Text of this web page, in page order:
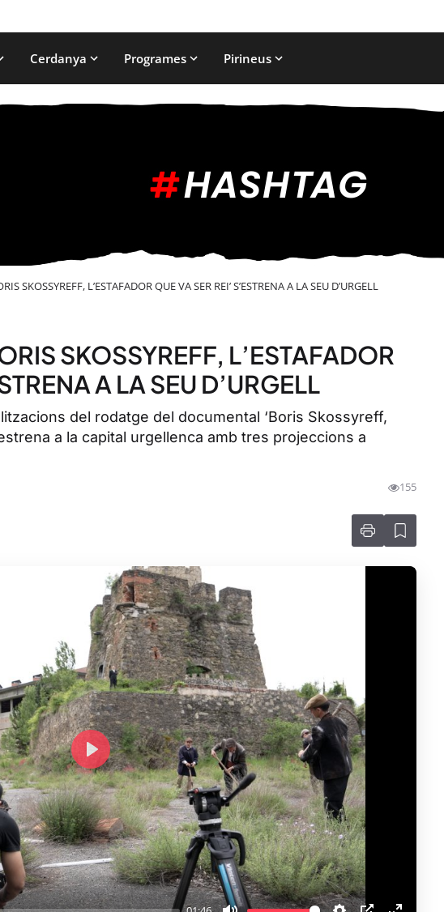
Cerdanya Programes Pirineus
SKOSSYREFF, L’ESTAFADOR QUE VA SER REI’ S’ESTRENA A LA SEU D’URGELL
SKOSSYREFF, L’ESTAFADOR
A LA SEU D’URGELL
del rodatge del documental ‘Boris Skossyreff,
a la capital urgellenca amb tres projeccions a
155
P
l
a
y